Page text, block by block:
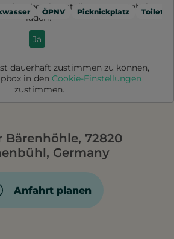
ÖPNV Picknickplatz
bereitgestellte externe Inhalte
laden?
Ja
dauerhaft zustimmen zu können,
in den Cookie-Einstellungen
zustimmen.
Bärenhöhle, 72820
Germany
Anfahrt planen